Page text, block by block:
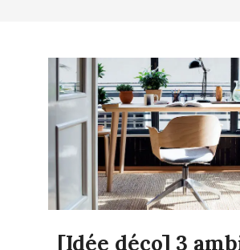
LIVING
[Idée déco] 3